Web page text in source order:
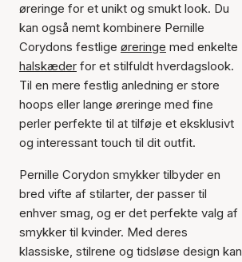
øreringe for et unikt og smukt look. Du
kan også nemt kombinere Pernille
Corydons festlige øreringe med enkelte
halskæder for et stilfuldt hverdagslook.
Til en mere festlig anledning er store
hoops eller lange øreringe med fine
perler perfekte til at tilføje et eksklusivt
og interessant touch til dit outfit.
Pernille Corydon smykker tilbyder en
bred vifte af stilarter, der passer til
enhver smag, og er det perfekte valg af
smykker til kvinder. Med deres
klassiske, stilrene og tidsløse design kan